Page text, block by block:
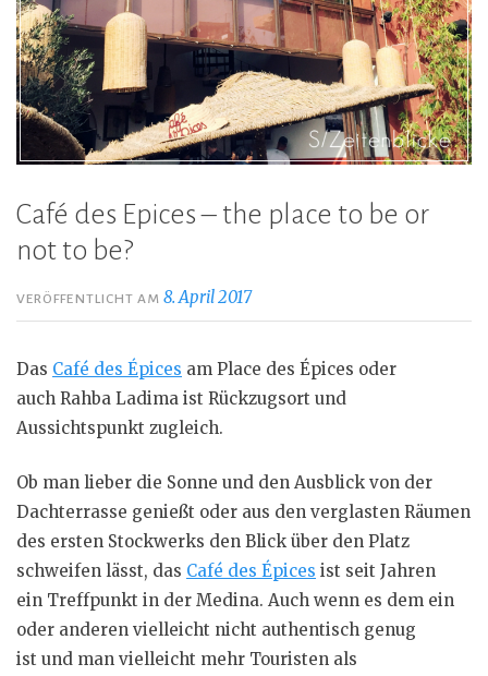
Café des Epices – the place to be or
not to be?
VERÖFFENTLICHT AM8. April 2017
Das Café des Épices am Place des Épices oder
auch Rahba Ladima ist Rückzugsort und
Aussichtspunkt zugleich.
Ob man lieber die Sonne und den Ausblick von der
Dachterrasse genießt oder aus den verglasten Räumen
des ersten Stockwerks den Blick über den Platz
schweifen lässt, das Café des Épices ist seit Jahren
ein Treffpunkt in der Medina. Auch wenn es dem ein
oder anderen vielleicht nicht authentisch genug
ist und man vielleicht mehr Touristen als